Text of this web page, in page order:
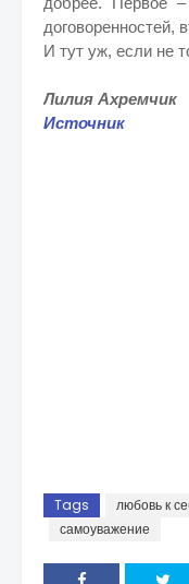
договоренностей,
И тут уж, если не
Лилия Ахремчик
Источник
Tags любовь к
самоуважение